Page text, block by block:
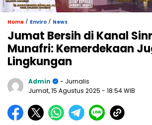
Home / Enviro / News
Jumat Bersih di Kanal
Munafri: Kemerdekaan
Lingkungan
Admin
- Jurnalis
Jumat, 15 Agustus 2025 - 18:54 WIB